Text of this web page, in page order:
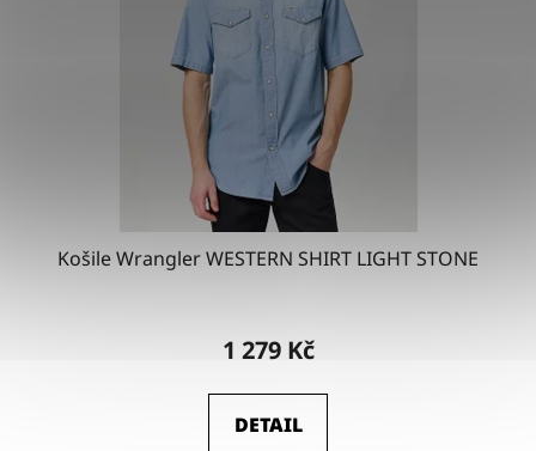
Košile Wrangler WESTERN SHIRT LIGHT STONE
1 279 Kč
DETAIL